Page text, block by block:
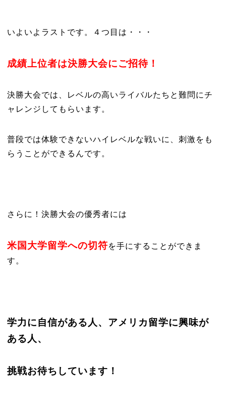
いよいよラストです。４つ目は・・・
成績上位者は決勝大会にご招待！
決勝大会では、レベルの高いライバルたちと難問にチ
ャレンジしてもらいます。
普段では体験できないハイレベルな戦いに、刺激をも
らうことができるんです。
さらに！決勝大会の優秀者には
米国大学留学への切符を手にすることができま
す。
学力に自信がある人、アメリカ留学に興味が
ある人、
挑戦お待ちしています！